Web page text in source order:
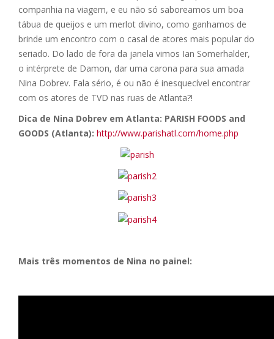
companhia na viagem, e eu não só saboreamos um boa
tábua de queijos e um merlot divino, como ganhamos de
brinde um encontro com o casal de atores mais popular do
seriado. Do lado de fora da janela vimos Ian Somerhalder,
o intérprete de Damon, dar uma carona para sua amada
Nina Dobrev. Fala sério, é ou não é inesquecível encontrar
com os atores de TVD nas ruas de Atlanta?!
Dica de Nina Dobrev em Atlanta: PARISH FOODS and
GOODS (Atlanta): http://www.parishatl.com/home.php
Mais três momentos de Nina no painel: